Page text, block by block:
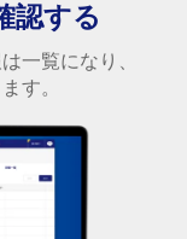
認する
一覧になり、
す。